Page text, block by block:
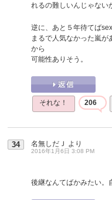
れるの難しいんじゃない
逆に、あと５年待てば
まるで人気なかった嵐
から
可能性ありそう。
それな！ 206
34 名無しだＪ より
2016年1月6日 3:08 PM
後継なんてばかみたい。